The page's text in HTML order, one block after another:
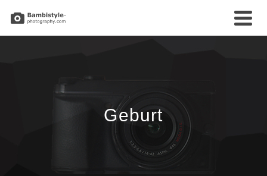
Geburt